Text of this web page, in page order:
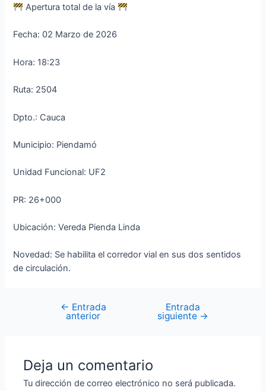
Apertura total de la vía
Fecha: 02 Marzo de 2026
Hora: 18:23
Ruta: 2504
Dpto.: Cauca
Municipio: Piendamó
Unidad Funcional: UF2
PR: 26+000
Ubicación: Vereda Pienda Linda
Novedad: Se habilita el corredor vial en sus dos sentidos
de circulación.
← Entrada
anterior
Entrada
siguiente →
Deja un comentario
Tu dirección de correo electrónico no será publicada.